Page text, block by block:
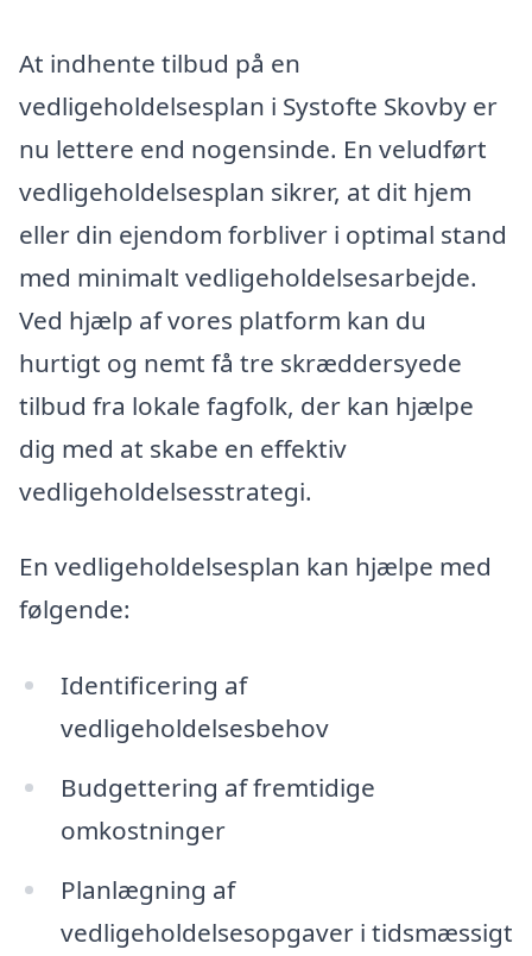
At indhente tilbud på en
vedligeholdelsesplan i Systofte Skovby er
nu lettere end nogensinde. En veludført
vedligeholdelsesplan sikrer, at dit hjem
eller din ejendom forbliver i optimal stand
med minimalt vedligeholdelsesarbejde.
Ved hjælp af vores platform kan du
hurtigt og nemt få tre skræddersyede
tilbud fra lokale fagfolk, der kan hjælpe
dig med at skabe en effektiv
vedligeholdelsesstrategi.
En vedligeholdelsesplan kan hjælpe med
følgende:
Identificering af
vedligeholdelsesbehov
Budgettering af fremtidige
omkostninger
Planlægning af
vedligeholdelsesopgaver i tidsmæssigt